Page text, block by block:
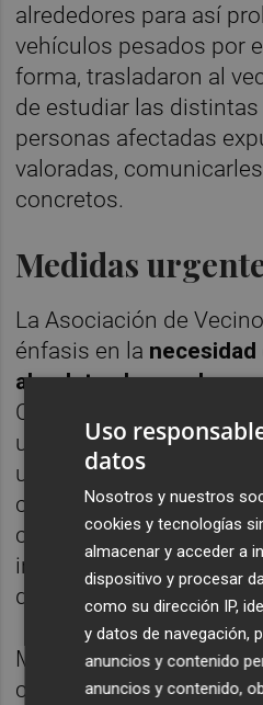
alrededores para así
vehículos pesados por
forma, trasladaron al
de estudiar las
personas afectadas
valoradas,
concretos.
Medidas
La Asociación de
énfasis en la
absoluta el paso de
Consideran esta
un coste final cero", ya
una cámara de
cumplimiento de la
costo de entre 1.500 y
inversión que se
de su puesta en
Más allá de la
camiones, los vecinos
Uso
datos
Nosotros y nuestros
cookies y tecnologías
almacenar y acceder a
dispositivo y procesar
como su dirección IP,
y datos de navegación,
anuncios y contenido
anuncios y contenido,